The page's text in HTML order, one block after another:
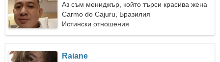
Аз съм мениджър, който търси красива жена
Carmo do Cajuru, Бразилия
Истински отношения
Raiane